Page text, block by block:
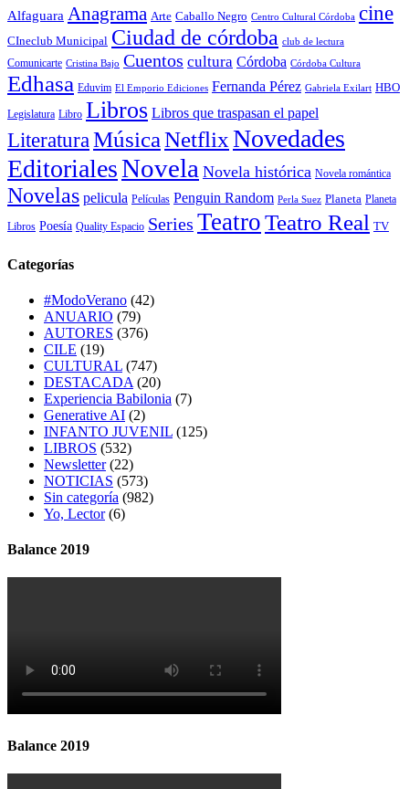
Alfaguara Anagrama Arte Caballo Negro Centro Cultural Córdoba cine
CIneclub Municipal Ciudad de córdoba club de lectura
Comunicarte Cristina Bajo Cuentos cultura Córdoba Córdoba Cultura
Edhasa Eduvim El Emporio Ediciones Fernanda Pérez Gabriela Exilart HBO
Legislatura Libro Libros Libros que traspasan el papel
LiteraturaMúsicaNetflixNovedades
EditorialesNovela Novela histórica Novela romántica
Novelas pelicula Películas Penguin Random Perla Suez Planeta Planeta
Libros Poesía Quality Espacio Series TeatroTeatro Real TV
Categorías
#ModoVerano (42)
ANUARIO (79)
AUTORES (376)
CILE (19)
CULTURAL (747)
DESTACADA (20)
Experiencia Babilonia (7)
Generative AI (2)
INFANTO JUVENIL (125)
LIBROS (532)
Newsletter(22)
NOTICIAS (573)
Sin categoría (982)
Yo, Lector(6)
Balance 2019
Balance 2019